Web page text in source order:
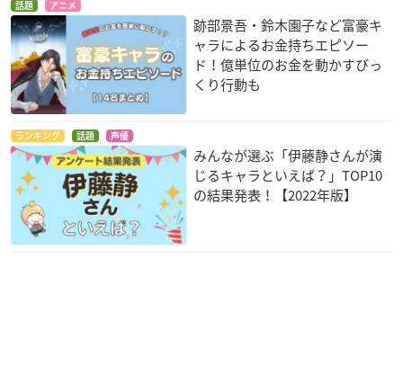
話題 アニメ
跡部景吾・鈴木園子など富豪キ
ャラによるお金持ちエピソー
ド！億単位のお金を動かすびっ
くり行動も
ランキング 話題 声優
みんなが選ぶ「伊藤静さんが演
じるキャラといえば？」TOP10
の結果発表！【2022年版】